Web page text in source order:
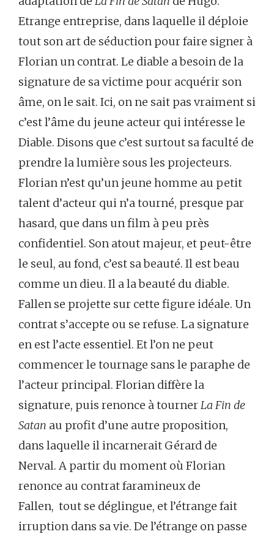
Etrange entreprise, dans laquelle il déploie
tout son art de séduction pour faire signer à
Florian un contrat. Le diable a besoin de la
signature de sa victime pour acquérir son
âme, on le sait. Ici, on ne sait pas vraiment si
c’est l’âme du jeune acteur qui intéresse le
Diable. Disons que c’est surtout sa faculté de
prendre la lumière sous les projecteurs.
Florian n’est qu’un jeune homme au petit
talent d’acteur qui n’a tourné, presque par
hasard, que dans un film à peu près
confidentiel. Son atout majeur, et peut-être
le seul, au fond, c’est sa beauté. Il est beau
comme un dieu. Il a la beauté du diable.
Fallen se projette sur cette figure idéale. Un
contrat s’accepte ou se refuse. La signature
en est l’acte essentiel. Et l’on ne peut
commencer le tournage sans le paraphe de
l’acteur principal. Florian diffère la
signature, puis renonce à tournerLa Fin de
Satan au profit d’une autre proposition,
dans laquelle il incarnerait Gérard de
Nerval. A partir du moment où Florian
renonce au contrat faramineux de
Fallen, tout se déglingue, et l’étrange fait
irruption dans sa vie. De l’étrange on passe